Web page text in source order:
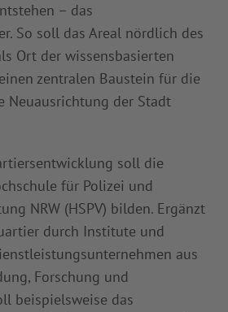
– das
So soll das Areal nördlich des
Ort der wissensbasierten
zentralen Baustein für die
Neuausrichtung der Stadt
soll die
für Polizei und
NRW (HSPV) bilden. Ergänzt
durch Institute und
aus
Forschung und
beispielsweise das